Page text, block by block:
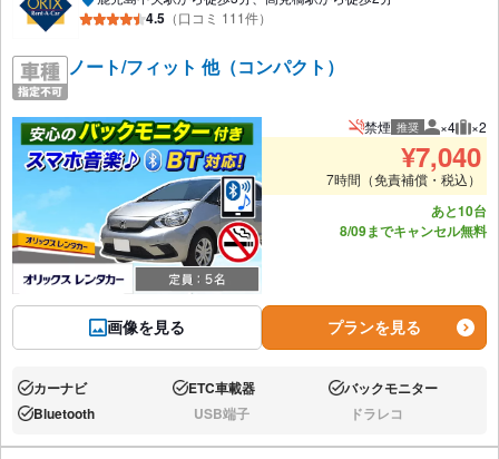
4.5 （口コミ 111件）
ノート/フィット 他（コンパクト）
画像を見る
禁煙 推奨 推奨人数
×4 推
×2
¥7,040
7時間（免責補償・税込）
あと10台
8/09までキャンセル無料
プランを見る
あり:カーナビ あり:ETC車載器 あり:バックモニター
あり:Bluetooth なし:USB端子 なし:ドラレコ